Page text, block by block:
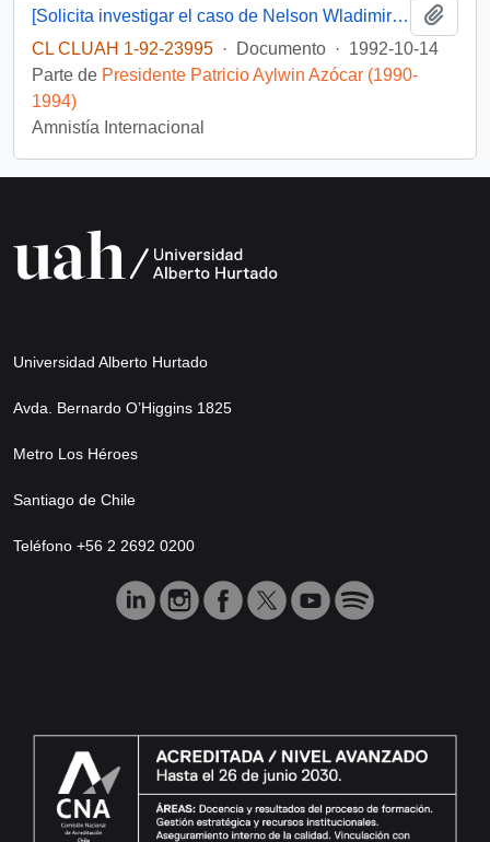
[Solicita investigar el caso de Nelson Wladimiro Curiñir]
CL CLUAH 1-92-23995 · Documento · 1992-10-14
Parte de Presidente Patricio Aylwin Azócar (1990-
1994)
Amnistía Internacional
Universidad Alberto Hurtado
Avda. Bernardo O’Higgins 1825
Metro Los Héroes
Santiago de Chile
Teléfono +56 2 2692 0200